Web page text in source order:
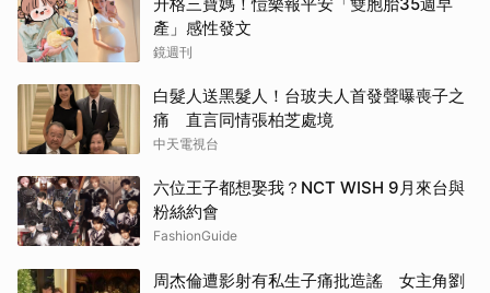
產」感性發文
鏡週刊
白髮人送黑髮人！台玻夫人首發聲曝喪子之
痛 直言同情張柏芝處境
中天電視台
六位王子都想娶我？NCT WISH 9月來台與
粉絲約會
FashionGuide
周杰倫遭影射有私生子痛批造謠 女主角劉